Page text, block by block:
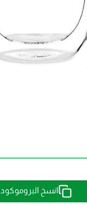
انسخ البروموكود